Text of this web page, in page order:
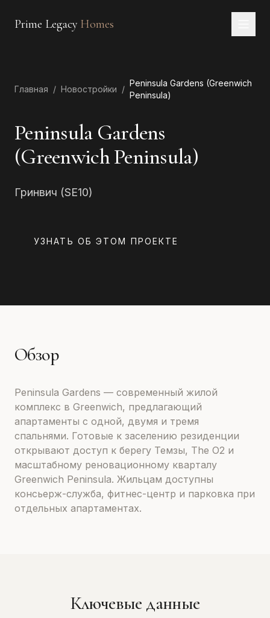
Prime Legacy Homes
Услуги
О нас
КОНТАКТЫ
ENRU中文العربية
Главная / Новостройки /
Peninsula Gardens (Greenwich
Peninsula)
Peninsula Gardens
(Greenwich Peninsula)
Гринвич (SE10)
УЗНАТЬ ОБ ЭТОМ ПРОЕКТЕ
Обзор
Peninsula Gardens — современный жилой
комплекс в Greenwich, предлагающий
апартаменты с одной, двумя и тремя
спальнями. Готовые к заселению резиденции
открывают доступ к берегу Темзы, The O2 и
масштабному реновационному кварталу
Greenwich Peninsula. Жильцам доступны
консьерж-служба, фитнес-центр и парковка при
отдельных апартаментах.
Ключевые данные